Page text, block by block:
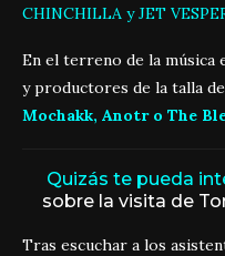
CHINCHILLA y JET
En el terreno de la música
y productores de la talla de
Mochakk, Anotr o The
Quizás te pueda
sobre la visita de
Tras escuchar a los